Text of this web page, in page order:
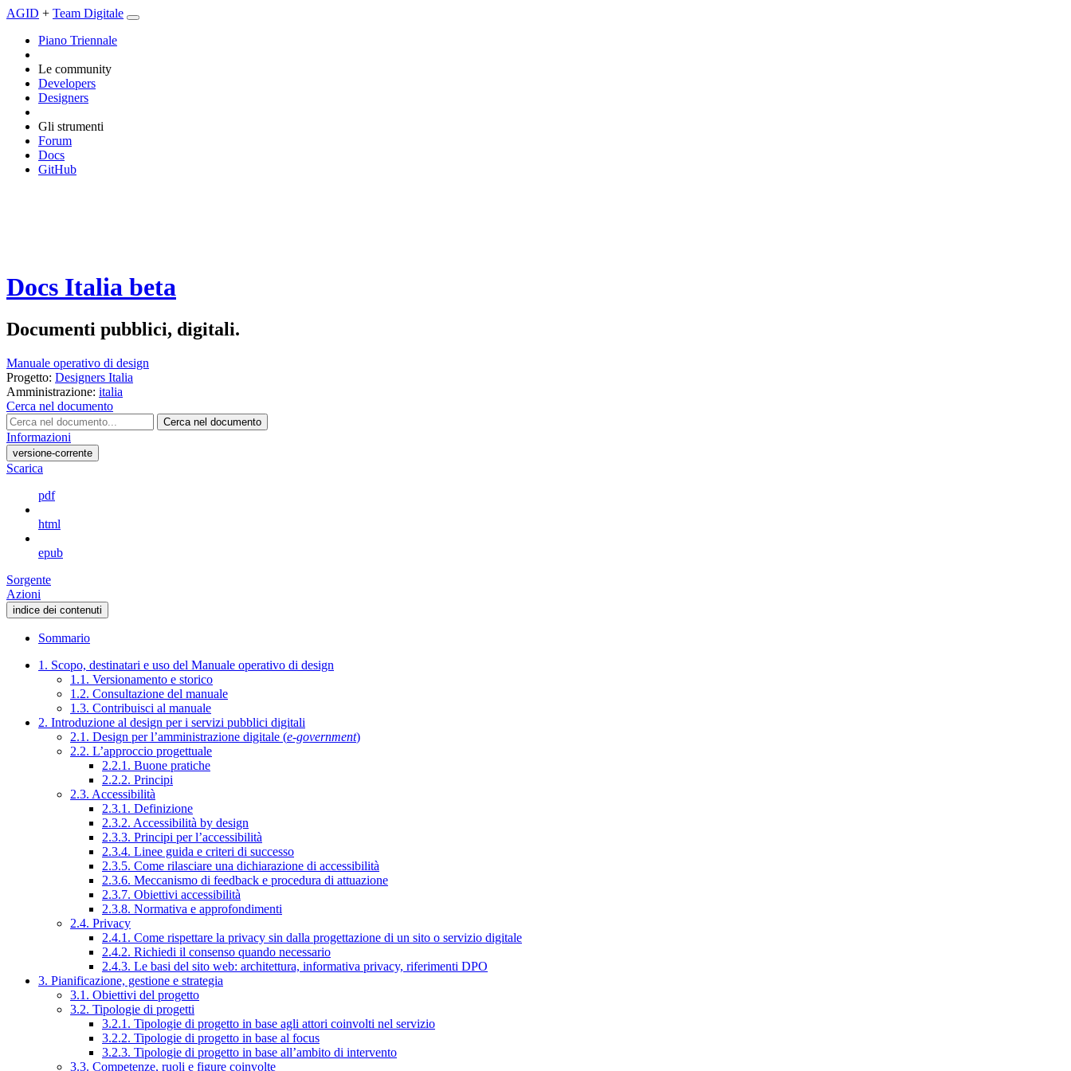
AGID + Team Digitale
Piano Triennale
Le community
Developers
Designers
Gli strumenti
Forum
Docs
GitHub
Docs Italia beta
Documenti pubblici, digitali.
Manuale operativo di design
Progetto: Designers Italia
Amministrazione: italia
Cerca nel documento
Cerca nel documento
Informazioni
versione-corrente
Scarica
pdf
html
epub
Sorgente
Azioni
indice dei contenuti
Sommario
1. Scopo, destinatari e uso del Manuale operativo di design
1.1. Versionamento e storico
1.2. Consultazione del manuale
1.3. Contribuisci al manuale
2. Introduzione al design per i servizi pubblici digitali
2.1. Design per l’amministrazione digitale (e-government)
2.2. L’approccio progettuale
2.2.1. Buone pratiche
2.2.2. Principi
2.3. Accessibilità
2.3.1. Definizione
2.3.2. Accessibilità by design
2.3.3. Principi per l’accessibilità
2.3.4. Linee guida e criteri di successo
2.3.5. Come rilasciare una dichiarazione di accessibilità
2.3.6. Meccanismo di feedback e procedura di attuazione
2.3.7. Obiettivi accessibilità
2.3.8. Normativa e approfondimenti
2.4. Privacy
2.4.1. Come rispettare la privacy sin dalla progettazione di un sito o servizio digitale
2.4.2. Richiedi il consenso quando necessario
2.4.3. Le basi del sito web: architettura, informativa privacy, riferimenti DPO
3. Pianificazione, gestione e strategia
3.1. Obiettivi del progetto
3.2. Tipologie di progetti
3.2.1. Tipologie di progetto in base agli attori coinvolti nel servizio
3.2.2. Tipologie di progetto in base al focus
3.2.3. Tipologie di progetto in base all’ambito di intervento
3.3. Competenze, ruoli e figure coinvolte